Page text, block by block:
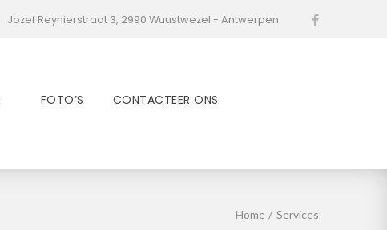
Jozef Reynierstraat 3, 2990 Wuustwezel - Antwerpen
FOTO’S CONTACTEER ONS
Home / Services